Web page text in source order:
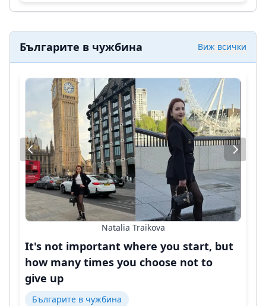
Българите в чужбина Виж всички
Natalia Traikova
It's not important where you start, but
how many times you choose not to
give up
Българите в чужбина